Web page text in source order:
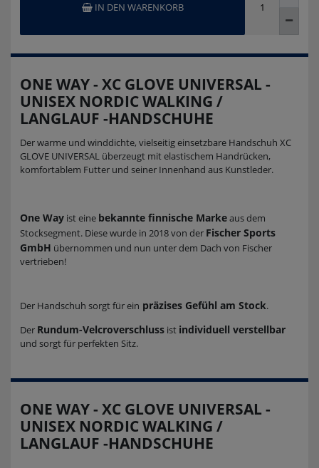
IN DEN WARENKORB
ONE WAY - XC GLOVE UNIVERSAL -
UNISEX NORDIC WALKING /
LANGLAUF -HANDSCHUHE
Der warme und winddichte, vielseitig einsetzbare Handschuh XC
GLOVE UNIVERSAL überzeugt mit elastischem Handrücken,
komfortablem Futter und seiner Innenhand aus Kunstleder.
One Way ist eine bekannte finnische Markeaus dem
Stocksegment. Diese wurde in 2018 von der Fischer Sports
GmbH übernommen und nun unter dem Dach von Fischer
vertrieben!
Der Handschuh sorgt für ein präzises Gefühl am Stock.
Der Rundum-Velcroverschluss ist individuell verstellbar
und sorgt für perfekten Sitz.
ONE WAY - XC GLOVE UNIVERSAL -
UNISEX NORDIC WALKING /
LANGLAUF -HANDSCHUHE